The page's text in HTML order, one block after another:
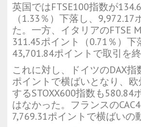
英国ではFTSE100指数が
（1.33％）下落し、9,972.17
た。一方、イタリアのFTSE
311.45ポイント（0.71％）下
43,701.84ポイントで取引を終
これに対し、ドイツのDAX指
ポイントで横ばいとなり、
するSTOXX600指数も580.84
はなかった。フランスの
7,769.31ポイントで横ばいの